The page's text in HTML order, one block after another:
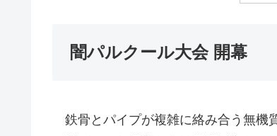
闇パルクール大会 開幕
鉄骨とパイプが複雑に絡み合う無機